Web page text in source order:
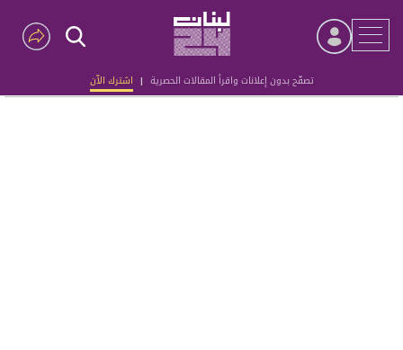
تصفّح بدون إعلانات واقرأ المقالات الحصرية | اشترك الآن
Advertisement